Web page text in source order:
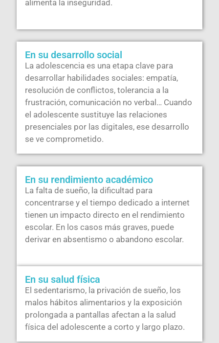
alimenta la inseguridad.
En su desarrollo social
La adolescencia es una etapa clave para
desarrollar habilidades sociales: empatía,
resolución de conflictos, tolerancia a la
frustración, comunicación no verbal… Cuando
el adolescente sustituye las relaciones
presenciales por las digitales, ese desarrollo
se ve comprometido.
En su rendimiento académico
La falta de sueño, la dificultad para
concentrarse y el tiempo dedicado a internet
tienen un impacto directo en el rendimiento
escolar. En los casos más graves, puede
derivar en absentismo o abandono escolar.
En su salud física
El sedentarismo, la privación de sueño, los
malos hábitos alimentarios y la exposición
prolongada a pantallas afectan a la salud
física del adolescente a corto y largo plazo.